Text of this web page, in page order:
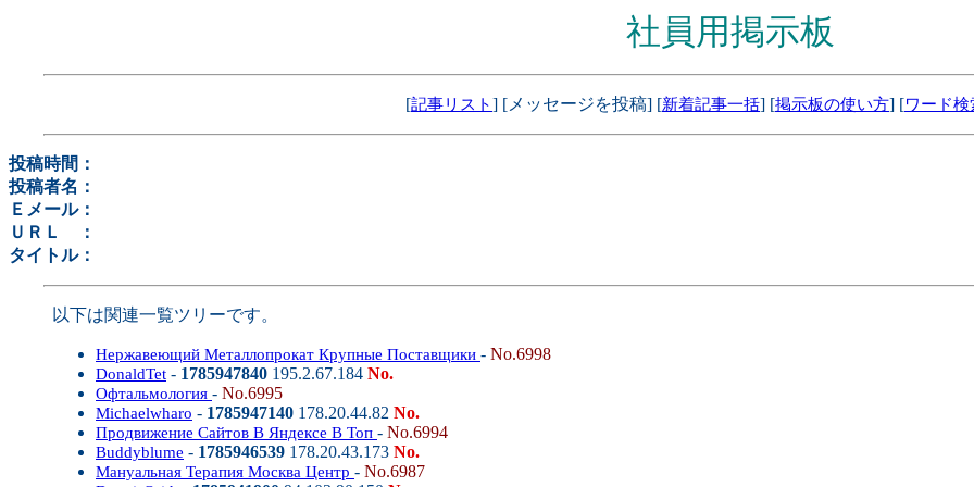
社員用掲示板
[記事リスト] [メッセージを投稿] [新着記事一括] [掲示板の使い方] [ワード検
投稿時間：
投稿者名：
Ｅメール：
ＵＲＬ ：
タイトル：
以下は関連一覧ツリーです。
Нержавеющий Металлопрокат Крупные Поставщики - No.6998
DonaldTet - 1785947840 195.2.67.184 No.
Офтальмология - No.6995
Michaelwharo - 1785947140 178.20.44.82 No.
Продвижение Сайтов В Яндексе В Топ - No.6994
Buddyblume - 1785946539 178.20.43.173 No.
Мануальная Терапия Москва Центр - No.6987